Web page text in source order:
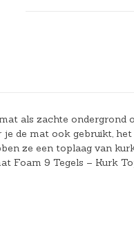
als zachte ondergrond
je de mat ook gebruikt,
ze een toplaag van
Foam 9 Tegels – Kurk